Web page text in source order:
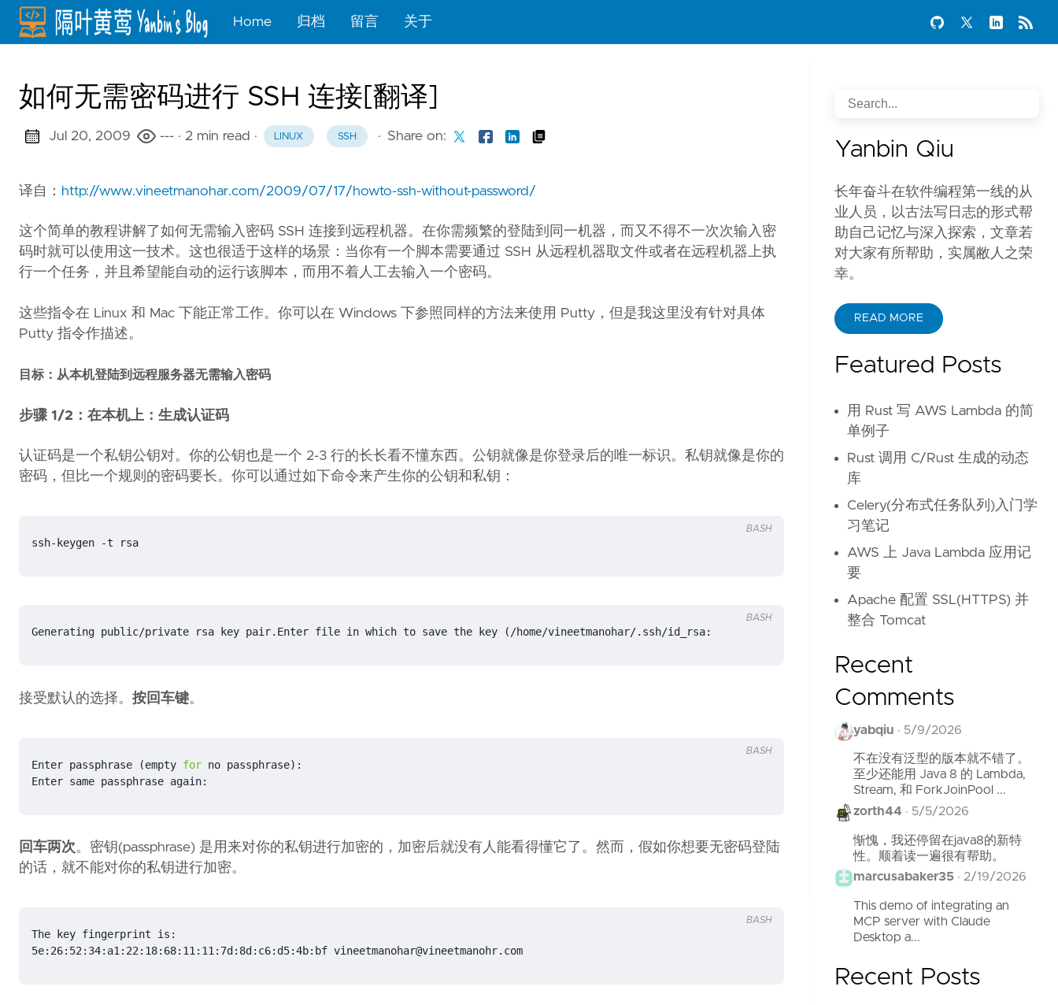
Home 归档 留言 关于
如何无需密码进行 SSH 连接[翻译]
Jul 20, 2009 --- · 2 min read · LINUX SSH · Share on:
译自： http://www.vineetmanohar.com/2009/07/17/howto-ssh-without-password/
这个简单的教程讲解了如何无需输入密码 SSH 连接到远程机器。在你需频繁的登陆到同一机器，而又不得不一次次输入密
码时就可以使用这一技术。这也很适于这样的场景：当你有一个脚本需要通过 SSH 从远程机器取文件或者在远程机器上执
行一个任务，并且希望能自动的运行该脚本，而用不着人工去输入一个密码。
这些指令在 Linux 和 Mac 下能正常工作。你可以在 Windows 下参照同样的方法来使用 Putty，但是我这里没有针对具体
Putty 指令作描述。
目标：从本机登陆到远程服务器无需输入密码
步骤 1/2：在本机上：生成认证码
认证码是一个私钥公钥对。你的公钥也是一个 2-3 行的长长看不懂东西。公钥就像是你登录后的唯一标识。私钥就像是你的
密码，但比一个规则的密码要长。你可以通过如下命令来产生你的公钥和私钥：
ssh-keygen -t rsa
BASH
Generating public/private rsa key pair.Enter file in which to save the key ( /home/vineetmanohar/.ssh/id_rsa:
BASH
接受默认的选择。 按回车键。
Enter passphrase (empty for no passphrase)
Enter same passphrase again:
BASH
回车两次。密钥(passphrase) 是用来对你的私钥进行加密的，加密后就没有人能看得懂它了。然而，假如你想要无密码登陆
的话，就不能对你的私钥进行加密。
5e:26:52:34:a1:22:18:68:11:11:7d:8d:c6:d5:4b:bf vineetmanohar@vineetmanohr.com
BASH
Yanbin Qiu
长年奋斗在软件编程第一线的从
业人员，以古法写日志的形式帮
助自己记忆与深入探索，文章若
对大家有所帮助，实属敝人之荣
幸。
READ MORE
Featured Posts
用 Rust 写 AWS Lambda 的简
单例子
Rust 调用 C/Rust 生成的动态
库
Celery(分布式任务队列)入门学
习笔记
AWS 上 Java Lambda 应用记
要
Apache 配置 SSL(HTTPS) 并
整合 Tomcat
Recent
Comments
yabqiu · 5/9/2026
不在没有泛型的版本就不错了。
至少还能用 Java 8 的 Lambda,
Stream, 和 ForkJoinPool ...
zorth44 · 5/5/2026
惭愧，我还停留在java8的新特
性。顺着读一遍很有帮助。
marcusabaker35 · 2/19/2026
This demo of integrating an
MCP server with Claude
Desktop a...
Recent Posts